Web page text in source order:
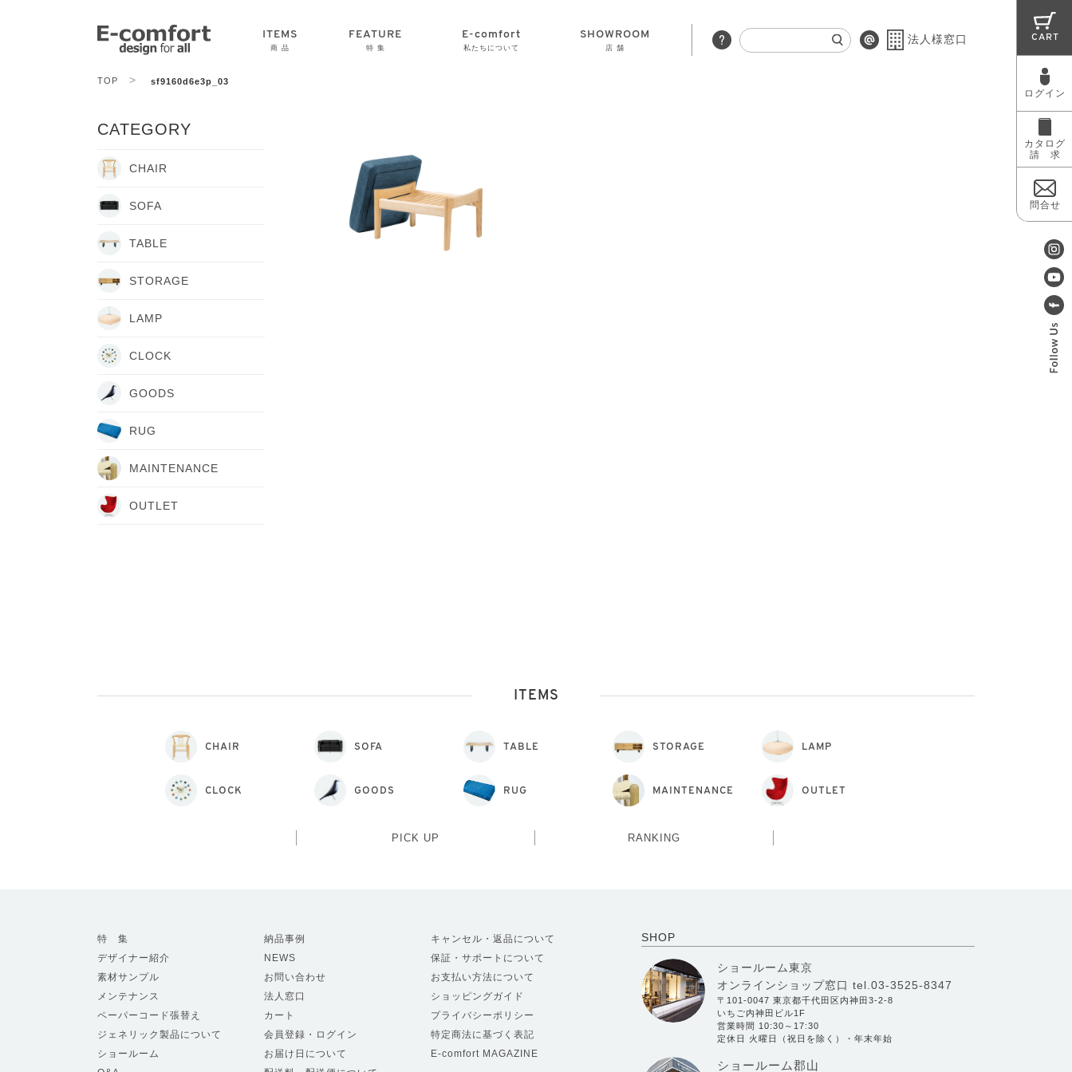
ITEMS
商 品
FEATURE
特 集
E-comfort
私たちについて
SHOWROOM
店 舗
法人様窓口 CART
ログイン
カタログ
請 求
問合せ
TOP > sf9160d6e3p_03
CATEGORY
CHAIR
SOFA
TABLE
STORAGE
LAMP
CLOCK
GOODS
RUG
MAINTENANCE
OUTLET
ITEMS
CHAIR SOFA TABLE STORAGE LAMP
CLOCK GOODS RUG MAINTENANCE OUTLET
PICK UP RANKING
SHOP
ショールーム東京
オンラインショップ窓口 tel.03-3525-8347
〒101-0047 東京都千代田区内神田3-2-8
いちご内神田ビル1F
営業時間 10:30～17:30
定休日 火曜日（祝日を除く）・年末年始
ショールーム郡山
特 集
デザイナー紹介
素材サンプル
メンテナンス
ペーパーコード張替え
ジェネリック製品について
ショールーム
納品事例
NEWS
お問い合わせ
法人窓口
カート
会員登録・ログイン
お届け日について
キャンセル・返品について
保証・サポートについて
お支払い方法について
ショッピングガイド
プライバシーポリシー
特定商法に基づく表記
E-comfort MAGAZINE